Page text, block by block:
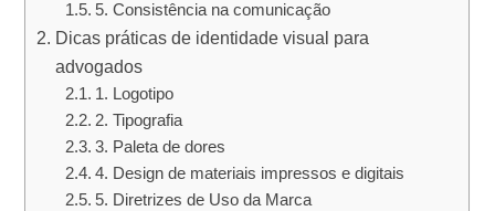
5. Consistência na comunicação
Dicas práticas de identidade visual para
advogados
1. Logotipo
2. Tipografia
3. Paleta de dores
4. Design de materiais impressos e digitais
5. Diretrizes de Uso da Marca